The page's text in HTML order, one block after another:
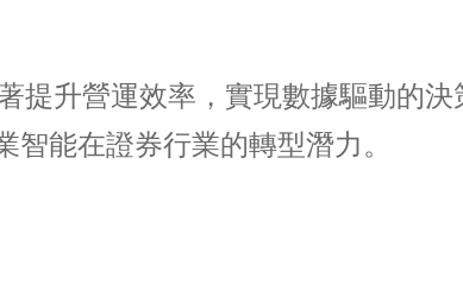
提升營運效率，實現數據驅動的
智能在證券行業的轉型潛力。